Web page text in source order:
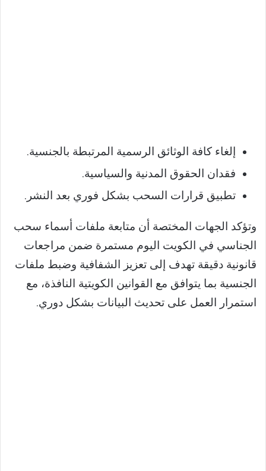
إلغاء كافة الوثائق الرسمية المرتبطة بالجنسية.
فقدان الحقوق المدنية والسياسية.
تطبيق قرارات السحب بشكل فوري بعد النشر.
وتؤكد الجهات المختصة أن متابعة ملفات أسماء سحب
الجناسي في الكويت اليوم مستمرة ضمن مراجعات
قانونية دقيقة تهدف إلى تعزيز الشفافية وضبط ملفات
الجنسية بما يتوافق مع القوانين الكويتية النافذة، مع
استمرار العمل على تحديث البيانات بشكل دوري.